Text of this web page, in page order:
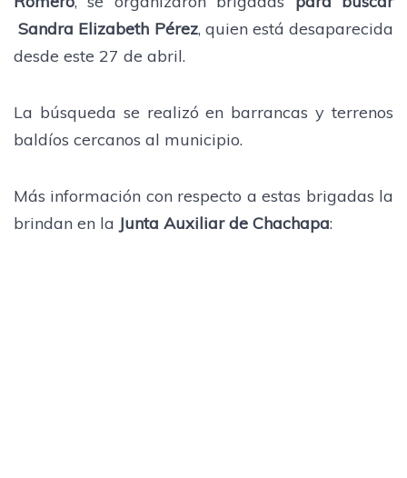
Sandra Elizabeth Pérez, quien está desaparecida
desde este 27 de abril.
La búsqueda se realizó en barrancas y terrenos
baldíos cercanos al municipio.
Más información con respecto a estas brigadas la
brindan en la Junta Auxiliar de Chachapa: